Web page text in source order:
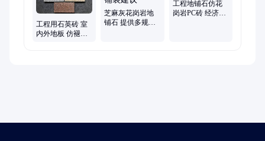
工程用石英砖 室
内外地板 仿褪色
芝麻灰花岗岩地
铺石 提供多规格
工程地铺石仿花
岗岩PC砖 经济实